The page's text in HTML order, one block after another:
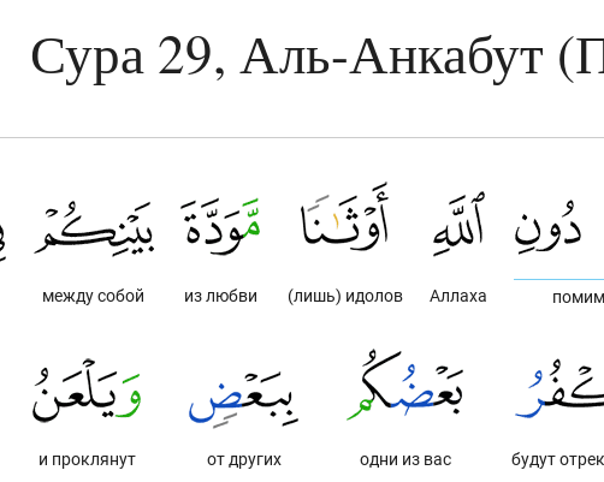
Сура 29, Аль-Анкабут
Аллаха
(лишь) идолов
из любви
между собой
будут
одни из вас
от других
и проклянут